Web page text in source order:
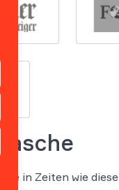
in Zeiten wie